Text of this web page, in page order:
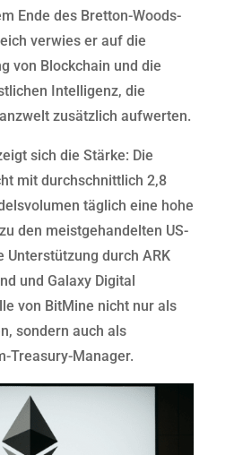
Ende des Bretton-Woods-
verwies er auf die
von Blockchain und die
Intelligenz, die
zusätzlich aufwerten.
sich die Stärke: Die
mit durchschnittlich 2,8
täglich eine hohe
den meistgehandelten US-
durch ARK
und Galaxy Digital
von BitMine nicht nur als
sondern auch als
Treasury-Manager.